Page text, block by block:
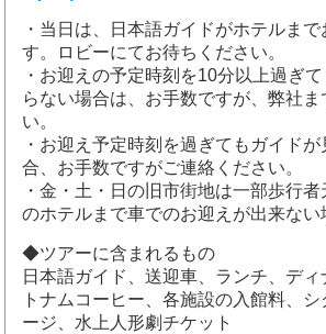
・当日は、日本語ガイドがホテルま
す。ロビーにてお待ちください。
・お迎えの予定時刻を10分以上過ぎ
らない場合は、お手数ですが、弊社ま
い。
・お迎え予定時刻を過ぎてもガイド
合、お手数ですがご連絡ください。
・金・土・日の旧市街地は一部歩行
のホテルまで車でのお迎えが出来ない
◆ツアーに含まれるもの
日本語ガイド、送迎車、ランチ、デ
トナムコーヒー、各施設の入館料、
ージ、水上人形劇チケット